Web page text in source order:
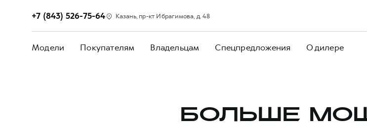
+7 (843) 526-75-64 Казань, пр-кт Ибрагимова, д. 48
Модели Покупателям Владельцам Спецпредложения О дилере
БОЛЬШЕ